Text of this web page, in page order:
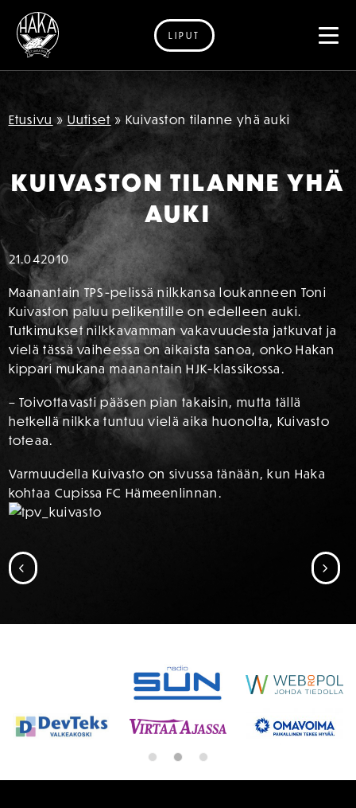
Siirry sisältöön
LIPUT
Etusivu » Uutiset » Kuivaston tilanne yhä auki
KUIVASTON TILANNE YHÄ
AUKI
21.042010
Maanantain TPS-pelissä nilkkansa loukanneen Toni
Kuivaston paluu pelikentille on edelleen auki.
Tutkimukset nilkkavamman vakavuudesta jatkuvat ja
vielä tässä vaiheessa on aikaista sanoa, onko Hakan
kippari mukana maanantain HJK-klassikossa.
– Toivottavasti pääsen pian takaisin, mutta tällä
hetkellä nilkka tuntuu vielä aika huonolta, Kuivasto
toteaa.
Varmuudella Kuivasto on sivussa tänään, kun Haka
kohtaa Cupissa FC Hämeenlinnan.
SIIRRY EDELLISEEN